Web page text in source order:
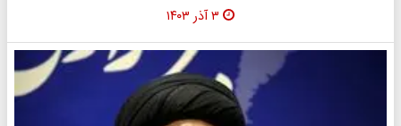
۳ آذر ۱۴۰۳